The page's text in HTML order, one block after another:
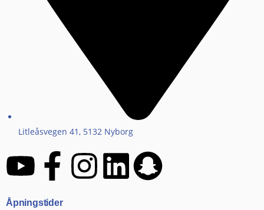
Litleåsvegen 41, 5132 Nyborg
Åpningstider